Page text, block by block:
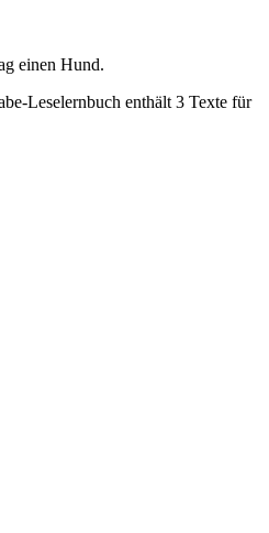
einen Hund.
Leselernbuch enthält 3 Texte für